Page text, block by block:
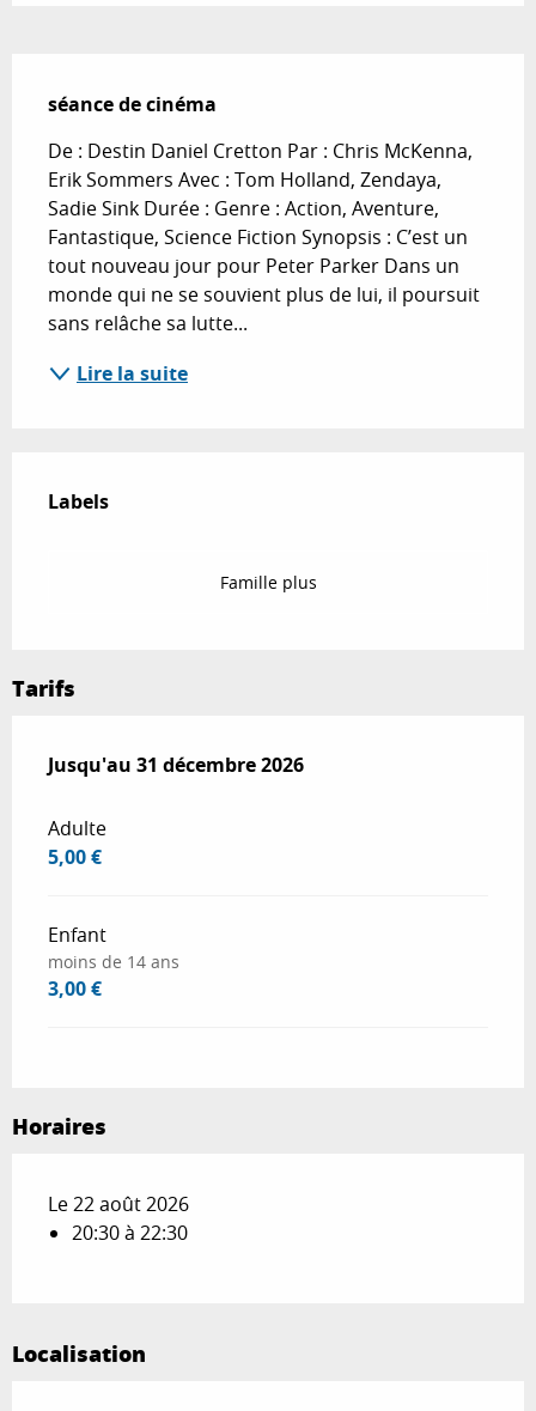
séance de cinéma
De : Destin Daniel Cretton Par : Chris McKenna,
Erik Sommers Avec : Tom Holland, Zendaya,
Sadie Sink Durée : Genre : Action, Aventure,
Fantastique, Science Fiction Synopsis : C’est un
tout nouveau jour pour Peter Parker Dans un
monde qui ne se souvient plus de lui, il poursuit
sans relâche sa lutte...
Lire la suite
Labels
Labels
Famille plus
Tarifs
Du1 novembre 2025au31 décembre 2026
Jusqu'au 31 décembre 2026
Adulte
5,00 €
Enfant
moins de 14 ans
3,00 €
Horaires
Le 22 août 2026
20:30 à 22:30
Localisation